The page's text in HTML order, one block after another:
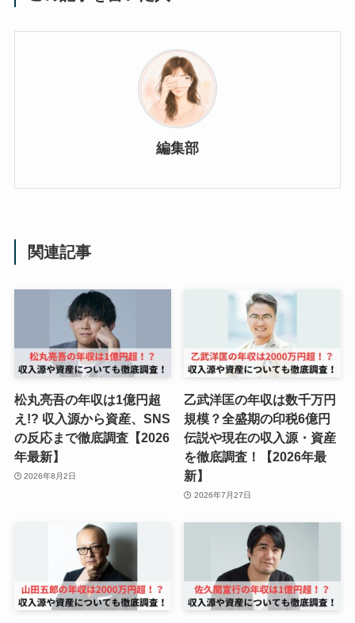
編集部
関連記事
松丸亮吾の年収は1億円超
え!? 収入源から資産、SNS
の反応まで徹底調査【2026
年最新】
2026年8月2日
乙武洋匡の年収は数千万円
規模？全盛期の印税6億円
伝説や現在の収入源・資産
を徹底調査！【2026年最
新】
2026年7月27日